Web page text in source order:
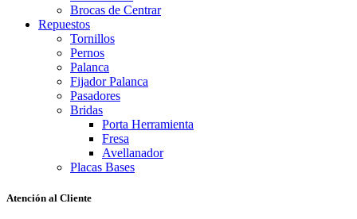
Brocas de Centrar
Repuestos
Tornillos
Pernos
Palanca
Fijador Palanca
Pasadores
Bridas
Porta Herramienta
Fresa
Avellanador
Placas Bases
Atención al Cliente